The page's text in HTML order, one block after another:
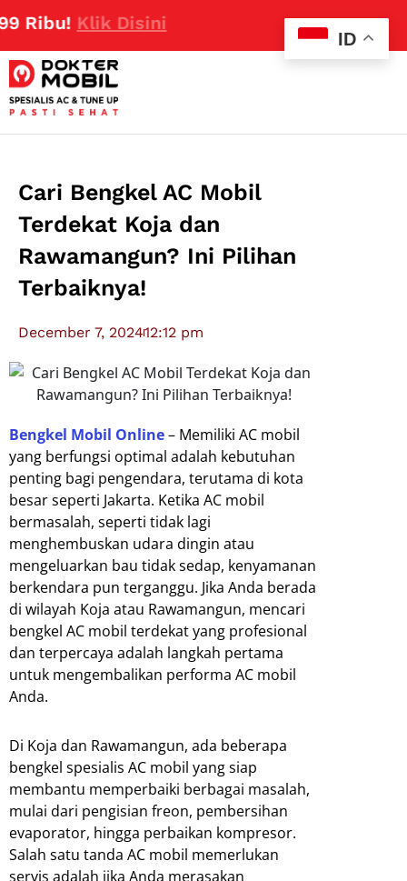
Klik Disini
Cari Bengkel AC Mobil
Terdekat Koja dan
Rawamangun? Ini Pilihan
Terbaiknya!
December 7, 202412:12 pm
Bengkel Mobil Online– Memiliki AC mobil
yang berfungsi optimal adalah kebutuhan
penting bagi pengendara, terutama di kota
besar seperti Jakarta. Ketika AC mobil
bermasalah, seperti tidak lagi
menghembuskan udara dingin atau
mengeluarkan bau tidak sedap, kenyamanan
berkendara pun terganggu. Jika Anda berada
di wilayah Koja atau Rawamangun, mencari
bengkel AC mobil terdekat yang profesional
dan terpercaya adalah langkah pertama
untuk mengembalikan performa AC mobil
Anda.
Di Koja dan Rawamangun, ada beberapa
bengkel spesialis AC mobil yang siap
membantu memperbaiki berbagai masalah,
mulai dari pengisian freon, pembersihan
evaporator, hingga perbaikan kompresor.
Salah satu tanda AC mobil memerlukan
servis adalah jika Anda merasakan
ID